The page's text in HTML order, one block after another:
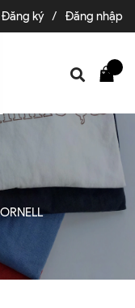
Đăng ký / Đăng nhập